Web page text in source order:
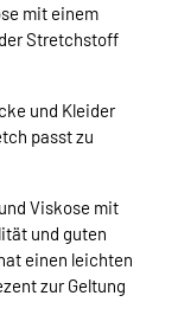
mit einem
Stretchstoff
und Kleider
passt zu
Viskose mit
und guten
einen leichten
zur Geltung